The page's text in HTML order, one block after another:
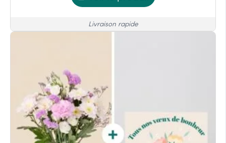
Livraison rapide